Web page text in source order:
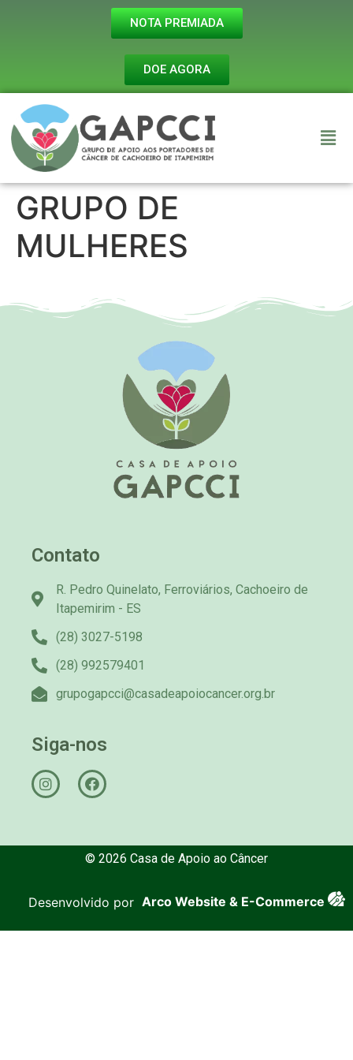
NOTA PREMIADA
DOE AGORA
GRUPO DE
MULHERES
Contato
R. Pedro Quinelato, Ferroviários, Cachoeiro de
Itapemirim - ES
(28) 3027-5198
(28) 992579401
grupogapcci@casadeapoiocancer.org.br
Siga-nos
© 2026 Casa de Apoio ao Câncer
Desenvolvido por Arco Website & E-Commerce